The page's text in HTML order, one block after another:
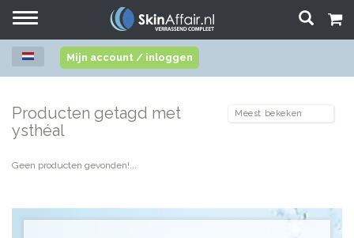
Toggle
Mijn account / inloggen
Producten getagd met
ysthéal
Geen producten gevonden!...